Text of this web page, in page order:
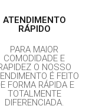
ATENDIMENTO
RÁPIDO
PARA MAIOR
COMODIDADE E
O NOSSO
É FEITO
FORMA RÁPIDA E
TOTALMENTE
DIFERENCIADA.